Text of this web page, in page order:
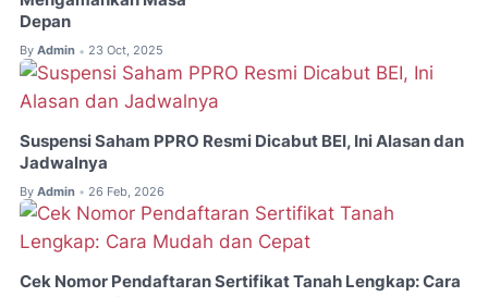
Depan
By Admin • 23 Oct, 2025
Suspensi Saham PPRO Resmi Dicabut BEI, Ini Alasan dan
Jadwalnya
By Admin • 26 Feb, 2026
Cek Nomor Pendaftaran Sertifikat Tanah Lengkap: Cara